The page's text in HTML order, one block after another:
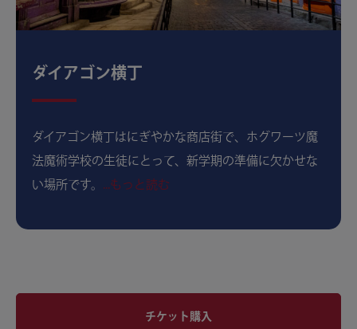
ダイアゴン横丁
ダイアゴン横丁はにぎやかな商店街で、ホグワーツ魔
法魔術学校の生徒にとって、新学期の準備に欠かせな
い場所です。 ...もっと読む
チケット購入